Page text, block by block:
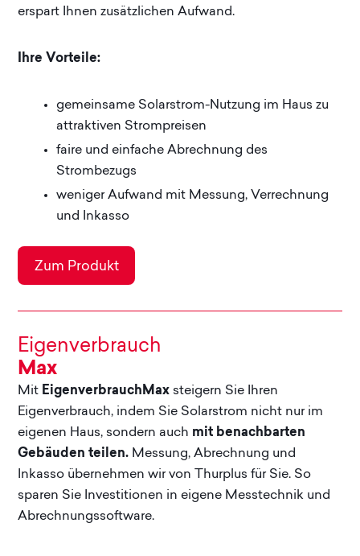
erspart Ihnen zusätzlichen Aufwand.
Ihre Vorteile:
gemeinsame Solarstrom-Nutzung im Haus zu
attraktiven Strompreisen
faire und einfache Abrechnung des
Strombezugs
weniger Aufwand mit Messung, Verrechnung
und Inkasso
Eigenverbrauch Plus -
Zum Produkt
Eigenverbrauch
Max
Mit EigenverbrauchMax steigern Sie Ihren
Eigenverbrauch, indem Sie Solarstrom nicht nur im
eigenen Haus, sondern auch mit benachbarten
Gebäuden teilen. Messung, Abrechnung und
Inkasso übernehmen wir von Thurplus für Sie. So
sparen Sie Investitionen in eigene Messtechnik und
Abrechnungssoftware.